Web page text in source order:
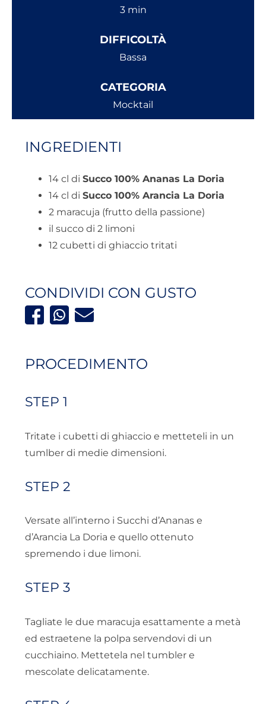
3 min
DIFFICOLTÀ
Bassa
CATEGORIA
Mocktail
INGREDIENTI
14 cl di Succo 100% Ananas La Doria
14 cl di Succo 100% Arancia La Doria
2 maracuja (frutto della passione)
il succo di 2 limoni
12 cubetti di ghiaccio tritati
CONDIVIDI CON GUSTO
PROCEDIMENTO
STEP 1
Tritate i cubetti di ghiaccio e metteteli in un
tumlber di medie dimensioni.
STEP 2
Versate all’interno i Succhi d’Ananas e
d’Arancia La Doria e quello ottenuto
spremendo i due limoni.
STEP 3
Tagliate le due maracuja esattamente a metà
ed estraetene la polpa servendovi di un
cucchiaino. Mettetela nel tumbler e
mescolate delicatamente.